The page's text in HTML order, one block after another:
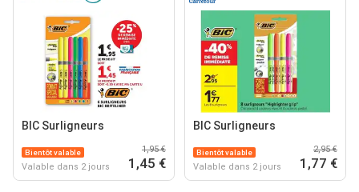
BIC Surligneurs
Bientôt valable
Valable dans 2 jours
1,95 €
1,45 €
BIC Surligneurs
Bientôt valable
Valable dans 2 jours
2,95 €
1,77 €